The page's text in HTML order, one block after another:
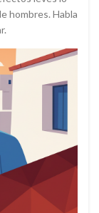
hombres. Habla